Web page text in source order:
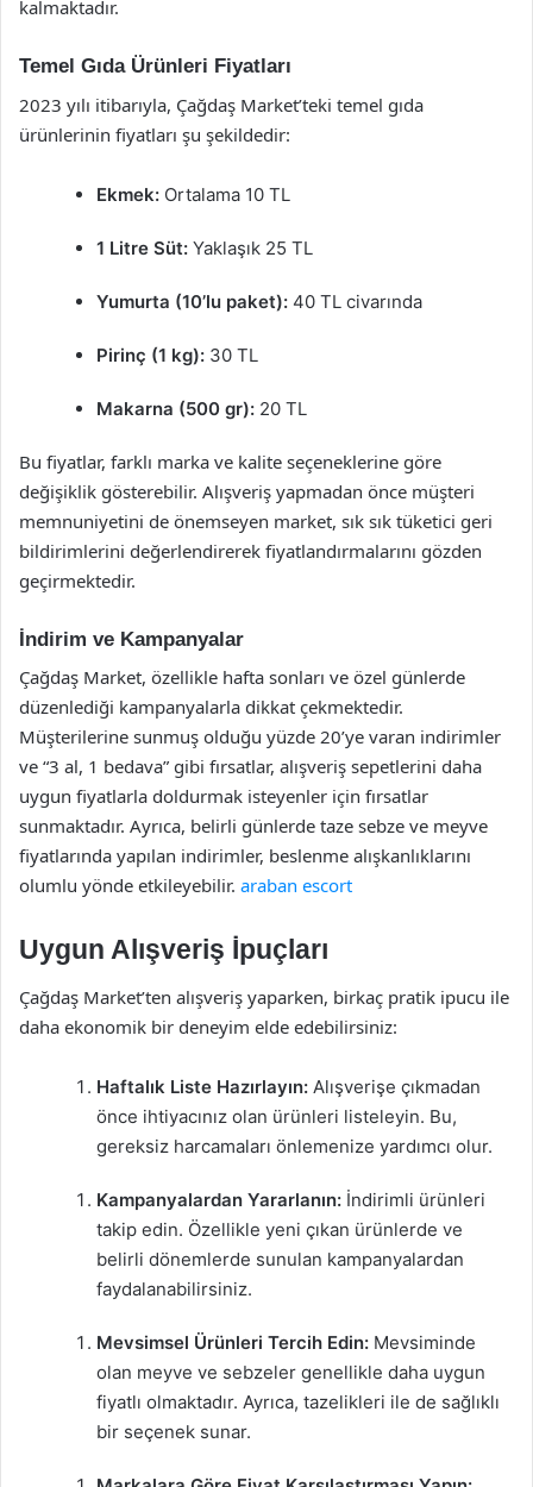
kalmaktadır.
Temel Gıda Ürünleri Fiyatları
2023 yılı itibarıyla, Çağdaş Market’teki temel gıda
ürünlerinin fiyatları şu şekildedir:
Ekmek: Ortalama 10 TL
1 Litre Süt: Yaklaşık 25 TL
Yumurta (10’lu paket): 40 TL civarında
Pirinç (1 kg): 30 TL
Makarna (500 gr): 20 TL
Bu fiyatlar, farklı marka ve kalite seçeneklerine göre
değişiklik gösterebilir. Alışveriş yapmadan önce müşteri
memnuniyetini de önemseyen market, sık sık tüketici geri
bildirimlerini değerlendirerek fiyatlandırmalarını gözden
geçirmektedir.
İndirim ve Kampanyalar
Çağdaş Market, özellikle hafta sonları ve özel günlerde
düzenlediği kampanyalarla dikkat çekmektedir.
Müşterilerine sunmuş olduğu yüzde 20’ye varan indirimler
ve “3 al, 1 bedava” gibi fırsatlar, alışveriş sepetlerini daha
uygun fiyatlarla doldurmak isteyenler için fırsatlar
sunmaktadır. Ayrıca, belirli günlerde taze sebze ve meyve
fiyatlarında yapılan indirimler, beslenme alışkanlıklarını
olumlu yönde etkileyebilir. araban escort
Uygun Alışveriş İpuçları
Çağdaş Market’ten alışveriş yaparken, birkaç pratik ipucu ile
daha ekonomik bir deneyim elde edebilirsiniz:
Haftalık Liste Hazırlayın: Alışverişe çıkmadan
önce ihtiyacınız olan ürünleri listeleyin. Bu,
gereksiz harcamaları önlemenize yardımcı olur.
Kampanyalardan Yararlanın: İndirimli ürünleri
takip edin. Özellikle yeni çıkan ürünlerde ve
belirli dönemlerde sunulan kampanyalardan
faydalanabilirsiniz.
Mevsimsel Ürünleri Tercih Edin: Mevsiminde
olan meyve ve sebzeler genellikle daha uygun
fiyatlı olmaktadır. Ayrıca, tazelikleri ile de sağlıklı
bir seçenek sunar.